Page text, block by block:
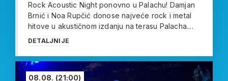
Rock Acoustic Night ponovno u Palachu! Damjan
Brnić i Noa Rupčić donose najveće rock i metal
hitove u akustičnom izdanju na terasu Palacha....
DETALJNIJE
08.08. (21:00)